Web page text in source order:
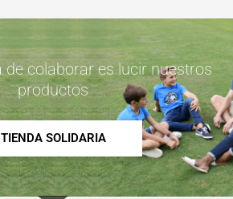
colaborar es lucir nuestros
productos
TIENDA SOLIDARIA